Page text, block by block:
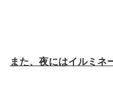
また、夜にはイルミネ